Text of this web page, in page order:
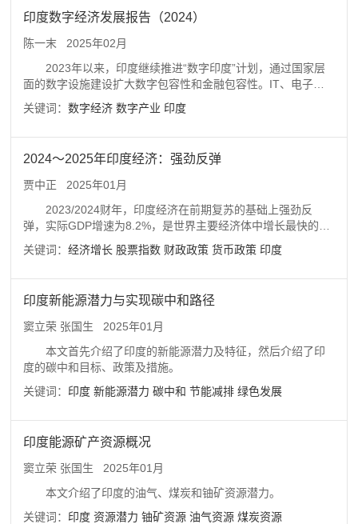
度数字经济发展的几大特点。
印度数字经济发展报告（2024）
陈一末 2025年02月
2023年以来，印度继续推进“数字印度”计划，通过国家层
面的数字设施建设扩大数字包容性和金融包容性。IT、电子制
造等传统行业继续稳步发展，同时人工智能、机器学习、网络
安全等新兴产业不断增长。在美印合作的框架下，印度重点发
展。
关键词：数字经济 数字产业 印度
2024～2025年印度经济：强劲反弹
贾中正 2025年01月
2023/2024财年，印度经济在前期复苏的基础上强劲反
弹，实际GDP增速为8.2%，是世界主要经济体中增长最快的。
印度经济景气度较高，采购经理人指数（PMI）一直处于扩张区
间。通货膨胀率呈下降趋势，且已降至通胀目标值以下。印度
失业率明显低于女性。劳动参与率创新高。印度卢比的实际有
效汇率持续回升，创六年半来的新高。印度股市延续趋势性上
步扩大。货币政策保持稳定，但降息节点或将临近。展望未
来，影响印度经济走势的外部因素包括全球经济复苏进程、发
达经济体推行宽松货币政策的节奏和力度、大宗商品价格波动
括最终消费支出、政府投资、服务业和制造业活跃度、通货膨
胀率走势等。综合考虑各方面因素，本报告预计2024/2025财
年印度实际GDP增长率为7.0%左右，2025/2026财年经济仍将
保持较高增速。
关键词：经济增长 股票指数 财政政策 货币政策 印度
印度新能源潜力与实现碳中和路径
窦立荣 张国生 2025年01月
本文首先介绍了印度的新能源潜力及特征，然后介绍了印
度的碳中和目标、政策及措施。
关键词： 印度 新能源潜力 碳中和 节能减排 绿色发展
印度能源矿产资源概况
窦立荣 张国生 2025年01月
本文介绍了印度的油气、煤炭和铀矿资源潜力。
关键词： 印度 资源潜力 铀矿资源 油气资源 煤炭资源